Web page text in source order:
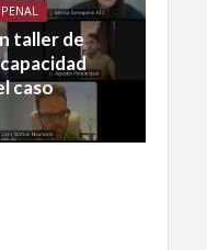
taller de
caso